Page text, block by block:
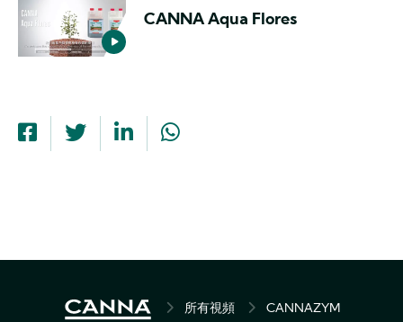
CANNA Aqua Flores
BREADCRUMB所有視頻 CANNAZYM